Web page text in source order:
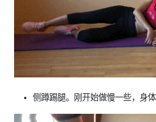
侧蹲踢腿。刚开始做慢一些，身体